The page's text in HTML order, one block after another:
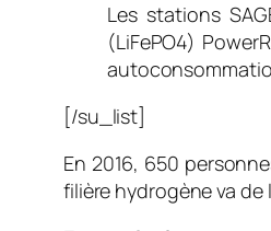
Les stations
(LiFePO4)
[/su_list]
En 2016, 650
filière hydrogène va de